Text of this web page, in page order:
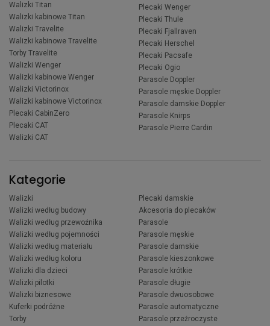
Walizki Titan
Walizki kabinowe Titan
Walizki Travelite
Walizki kabinowe Travelite
Torby Travelite
Walizki Wenger
Walizki kabinowe Wenger
Walizki Victorinox
Walizki kabinowe Victorinox
Plecaki CabinZero
Plecaki CAT
Walizki CAT
Plecaki Wenger
Plecaki Thule
Plecaki Fjallraven
Plecaki Herschel
Plecaki Pacsafe
Plecaki Ogio
Parasole Doppler
Parasole męskie Doppler
Parasole damskie Doppler
Parasole Knirps
Parasole Pierre Cardin
Kategorie
Walizki
Walizki według budowy
Walizki według przewoźnika
Walizki według pojemności
Walizki według materiału
Walizki według koloru
Walizki dla dzieci
Walizki pilotki
Walizki biznesowe
Kuferki podróżne
Torby
Plecaki damskie
Akcesoria do plecaków
Parasole
Parasole męskie
Parasole damskie
Parasole kieszonkowe
Parasole krótkie
Parasole długie
Parasole dwuosobowe
Parasole automatyczne
Parasole przeźroczyste